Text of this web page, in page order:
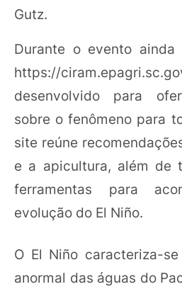
Gutz.
Durante o evento
https://
desenvolvido para
sobre o fenômeno para
site reúne
e a apicultura, além de
ferramentas para
evolução do El Niño.
O El Niño caracteriza-
anormal das águas do